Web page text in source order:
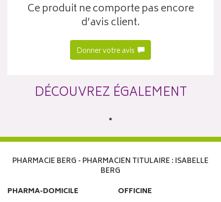
Ce produit ne comporte pas encore
d’avis client.
Donner votre avis
DÉCOUVREZ ÉGALEMENT
PHARMACIE BERG - PHARMACIEN TITULAIRE : ISABELLE
BERG
PHARMA-DOMICILE
OFFICINE